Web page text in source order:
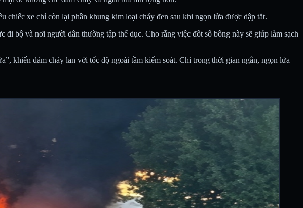
xe chỉ còn lại phần khung kim loại cháy đen sau khi ngọn lửa được dập tắt.
bộ và nơi người dân thường tập thể dục. Cho rằng việc đốt số bông này sẽ giúp làm sạch
khiến đám cháy lan với tốc độ ngoài tầm kiểm soát. Chỉ trong thời gian ngắn, ngọn lửa